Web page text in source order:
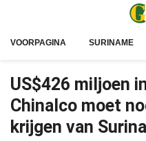
VOORPAGINA SURINAME
US$426 miljoen
Chinalco moet
krijgen van